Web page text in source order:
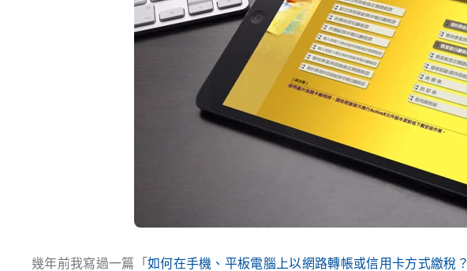
幾年前我寫過一篇「 如何在手機、平板電腦上以網路轉帳或信用卡方式繳稅？